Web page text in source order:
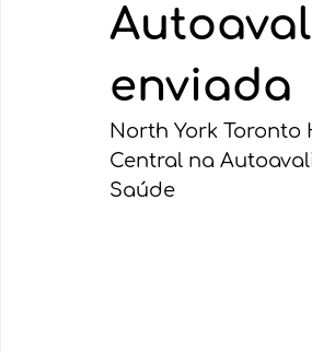
enviada
North York
Central na
Saúde